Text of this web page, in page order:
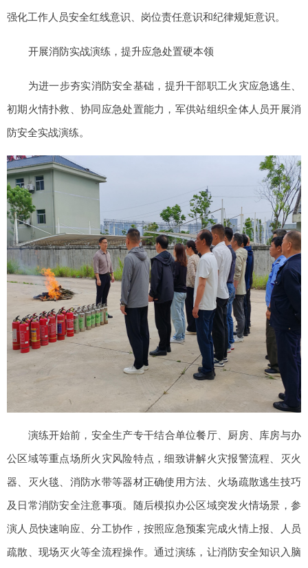
强化工作人员安全红线意识、岗位责任意识和纪律规矩意识。
开展消防实战演练，提升应急处置硬本领
为进一步夯实消防安全基础，提升干部职工火灾应急逃生、
初期火情扑救、协同应急处置能力，军供站组织全体人员开展消
防安全实战演练。
演练开始前，安全生产专干结合单位餐厅、厨房、库房与办
公区域等重点场所火灾风险特点，细致讲解火灾报警流程、灭火
器、灭火毯、消防水带等器材正确使用方法、火场疏散逃生技巧
及日常消防安全注意事项。随后模拟办公区域突发火情场景，参
演人员快速响应、分工协作，按照应急预案完成火情上报、人员
疏散、现场灭火等全流程操作。通过演练，让消防安全知识入脑